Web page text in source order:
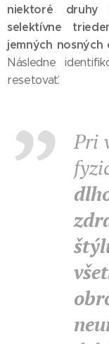
niektoré druhy
selektívne
jemných nosných
Následne
resetovať.
Pri